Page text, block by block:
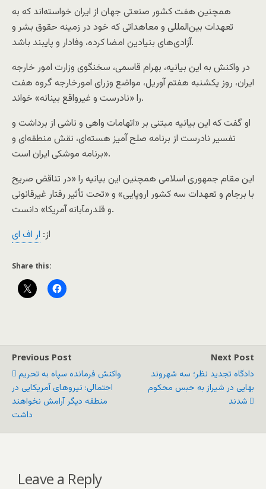
همچنین هفت کشور صنعتی جهان از ایران خواسته‌اند که به
تعهدات بین‌المللی و معاهداتی که خود در زمینه حقوق بشر و
آزادی‌های بنیادین امضا کرده، وفادار و پایبند باشد.
در واکنش به این بیانیه، بهرام قاسمی، سخنگوی وزارت امور خارجه
ایران، روز یکشنبه هفتم آوریل، مواضع وزرای امورخارجه گروه هفت
را «نادرست و غیرواقع بینانه» خواند.
او گفت که این بیانیه مبتنی بر «اتهامات واهی و ناشی از برداشت و
تفسیر نادرست از برنامه صلح آمیز هسته‌ای، نقش منطقه‌ای و
برنامه موشکی ایران است».
این مقام جمهوری اسلامی همچنین این بیانیه را «در تناقض صریح
با برجام و تعهدات سه کشور اروپایی» و «تحت تأثیر رفتار غیرقانونی
و قلدرمآبانه آمریکا» دانست.
از: ار اف ای
Share this:
Previous Post
واکنش فرمانده سپاه به تحریم
احتمالی: نیروهای آمریکایی در
منطقه دیگر آرامش نخواهند
داشت
Next Post
دادگاه تجدید نظر؛ سه شهروند
بهایی در شیراز به حبس محکوم
شدند
Leave a Reply